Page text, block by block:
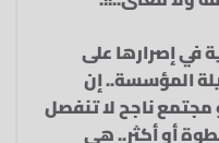
في إصرارها على
المؤسسة.. إن
مجتمع ناجح لا تنفصل
أو أكثر.. هي